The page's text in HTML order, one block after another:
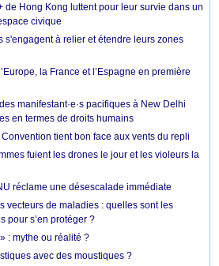
de Hong Kong luttent pour leur survie dans un
civique
s'engagent à relier et étendre leurs zones
la France et l’Espagne en première
manifestant·e·s pacifiques à New Delhi
en termes de droits humains
tient bon face aux vents du repli
fuient les drones le jour et les violeurs la
réclame une désescalade immédiate
vecteurs de maladies : quelles sont les
pour s’en protéger ?
: mythe ou réalité ?
avec des moustiques ?